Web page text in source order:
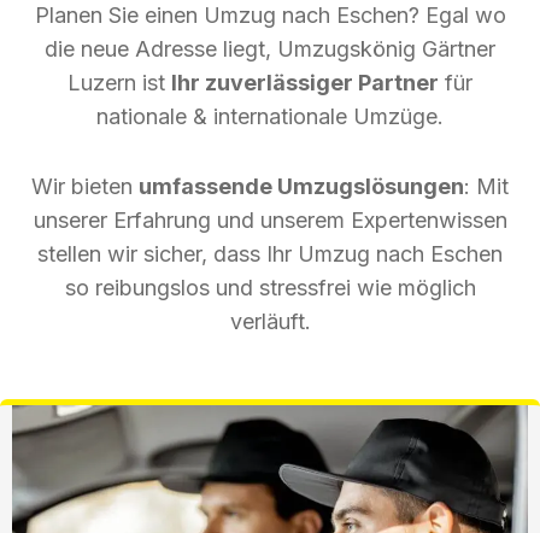
Planen Sie einen Umzug nach Eschen? Egal wo
die neue Adresse liegt, Umzugskönig Gärtner
Luzern ist Ihr zuverlässiger Partner für
nationale & internationale Umzüge.
Wir bieten umfassende Umzugslösungen: Mit
unserer Erfahrung und unserem Expertenwissen
stellen wir sicher, dass Ihr Umzug nach Eschen
so reibungslos und stressfrei wie möglich
verläuft.